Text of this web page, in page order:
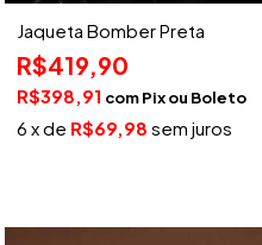
Jaqueta Bomber Preta
R$419,90
R$398,91 com Pix
6 x de R$69,98 sem juros